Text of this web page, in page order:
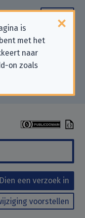
is
met het
naar
on zoals
voor
e. V.”
Dien een verzoek in
voorstellen